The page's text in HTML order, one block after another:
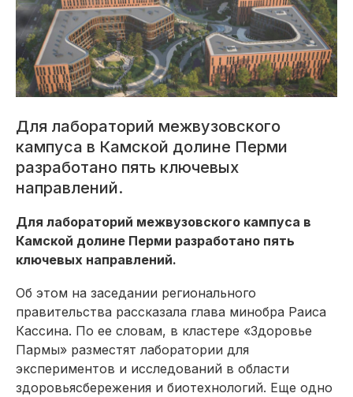
Для лабораторий межвузовского
кампуса в Камской долине Перми
разработано пять ключевых
направлений.
Для лабораторий межвузовского кампуса в
Камской долине Перми разработано пять
ключевых направлений.
Об этом на заседании регионального
правительства рассказала глава минобра Раиса
Кассина. По ее словам, в кластере «Здоровье
Пармы» разместят лаборатории для
экспериментов и исследований в области
здоровьясбережения и биотехнологий. Еще одно